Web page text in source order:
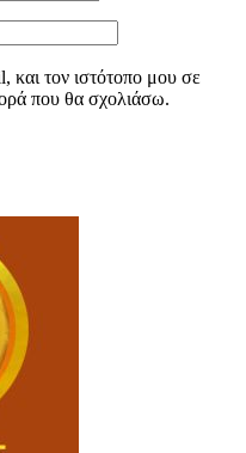
τον ιστότοπο μου σε
που θα σχολιάσω.